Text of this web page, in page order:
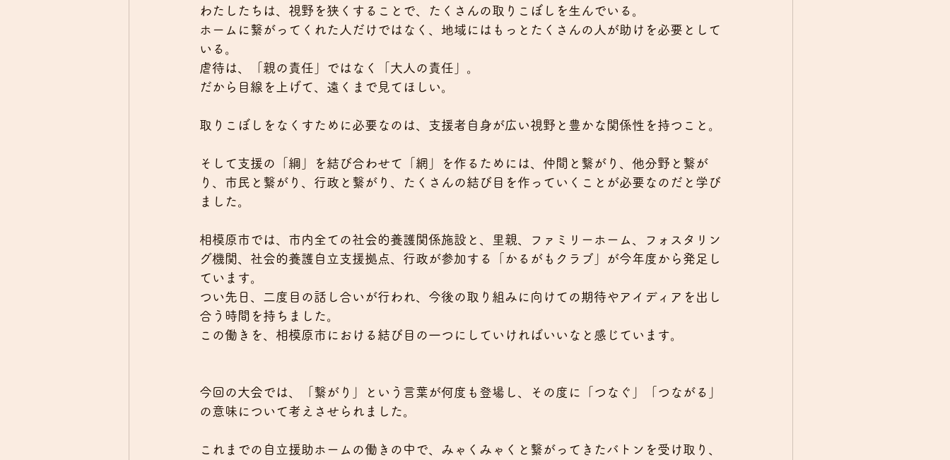
わたしたちは、視野を狭くすることで、たくさんの取りこぼしを生んでいる。
ホームに繋がってくれた人だけではなく、地域にはもっとたくさんの人が助けを必要として
いる。
虐待は、「親の責任」ではなく「大人の責任」。
だから目線を上げて、遠くまで見てほしい。
取りこぼしをなくすために必要なのは、支援者自身が広い視野と豊かな関係性を持つこと。
そして支援の「綱」を結び合わせて「網」を作るためには、仲間と繋がり、他分野と繋が
り、市民と繋がり、行政と繋がり、たくさんの結び目を作っていくことが必要なのだと学び
ました。
相模原市では、市内全ての社会的養護関係施設と、里親、ファミリーホーム、フォスタリン
グ機関、社会的養護自立支援拠点、行政が参加する「かるがもクラブ」が今年度から発足し
ています。
つい先日、二度目の話し合いが行われ、今後の取り組みに向けての期待やアイディアを出し
合う時間を持ちました。
この働きを、相模原市における結び目の一つにしていければいいなと感じています。
今回の大会では、「繋がり」という言葉が何度も登場し、その度に「つなぐ」「つながる」
の意味について考えさせられました。
これまでの自立援助ホームの働きの中で、みゃくみゃくと繋がってきたバトンを受け取り、